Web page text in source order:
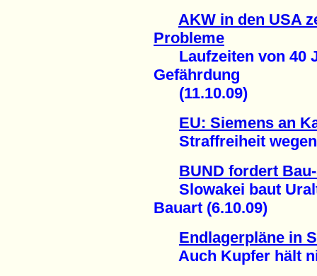
AKW in den USA
Probleme
Laufzeiten von 40
Gefährdung
(11.10.09)
EU: Siemens an
Straffreiheit wegen
BUND fordert
Slowakei baut
Bauart (6.10.09)
Endlagerpläne in
Auch Kupfer hält